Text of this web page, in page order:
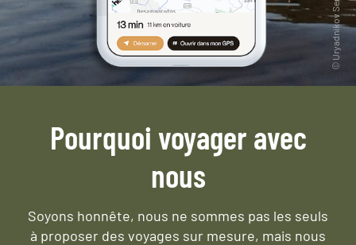
Pourquoi voyager avec
nous
Soyons honnête, nous ne sommes pas les seuls
à proposer des voyages sur mesure, mais nous